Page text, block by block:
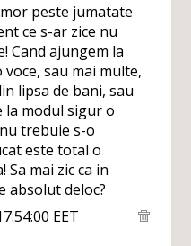
peste jumatate
ce s-ar zice nu
Cand ajungem la
sau mai multe,
lipsa de bani, sau
la modul sigur o
trebuie s-o
este total o
mai zic ca in
absolut deloc?
EET